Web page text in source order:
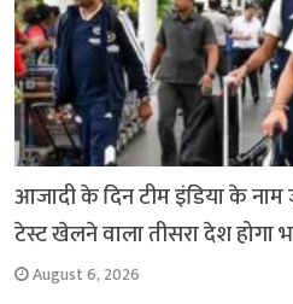
आजादी के दिन टीम इंडिया के नाम
टेस्ट खेलने वाला तीसरा देश होगा
August 6, 2026